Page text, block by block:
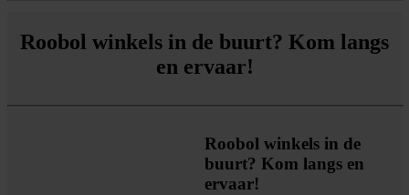
Roobol winkels in de buurt? Kom langs
en ervaar!
Roobol winkels in de
buurt? Kom langs en
ervaar!